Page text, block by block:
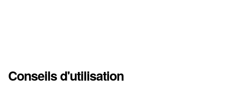
Conseils d'utilisation